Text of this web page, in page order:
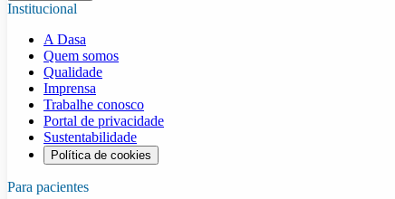
Institucional
A Dasa
Quem somos
Qualidade
Imprensa
Trabalhe conosco
Portal de privacidade
Sustentabilidade
Política de cookies
Para pacientes